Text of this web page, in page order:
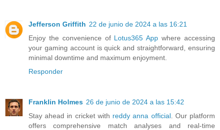
Jefferson Griffith 22 de junio de 2024 a las 16:21
Enjoy the convenience of Lotus365 App where accessing
your gaming account is quick and straightforward, ensuring
minimal downtime and maximum enjoyment.
Responder
Franklin Holmes 26 de junio de 2024 a las 15:42
Stay ahead in cricket with reddy anna official. Our platform
offers comprehensive match analyses and real-time